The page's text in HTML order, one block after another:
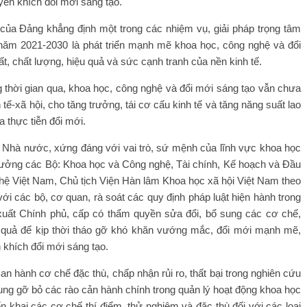
Đảng khẳng định một trong các nhiệm vụ, giải pháp trọng tâm
2021-2030 là phát triển mạnh mẽ khoa học, công nghệ và đổi
chất lượng, hiệu quả và sức cạnh tranh của nền kinh tế.
gian qua, khoa học, công nghệ và đổi mới sáng tạo vẫn chưa
xã hội, cho tăng trưởng, tái cơ cấu kinh tế và tăng năng suất lao
thực tiễn đổi mới.
nước, xứng đáng với vai trò, sứ mệnh của lĩnh vực khoa học
các Bộ: Khoa học và Công nghệ, Tài chính, Kế hoạch và Đầu
Việt Nam, Chủ tịch Viện Hàn lâm Khoa học xã hội Việt Nam theo
các bộ, cơ quan, rà soát các quy định pháp luật hiện hành trong
Chính phủ, cấp có thẩm quyền sửa đổi, bổ sung các cơ chế,
để kịp thời tháo gỡ khó khăn vướng mắc, đổi mới mạnh mẽ,
khích đổi mới sáng tạo.
hành cơ chế đặc thù, chấp nhận rủi ro, thất bại trong nghiên cứu
gỡ bỏ các rào cản hành chính trong quản lý hoạt động khoa học